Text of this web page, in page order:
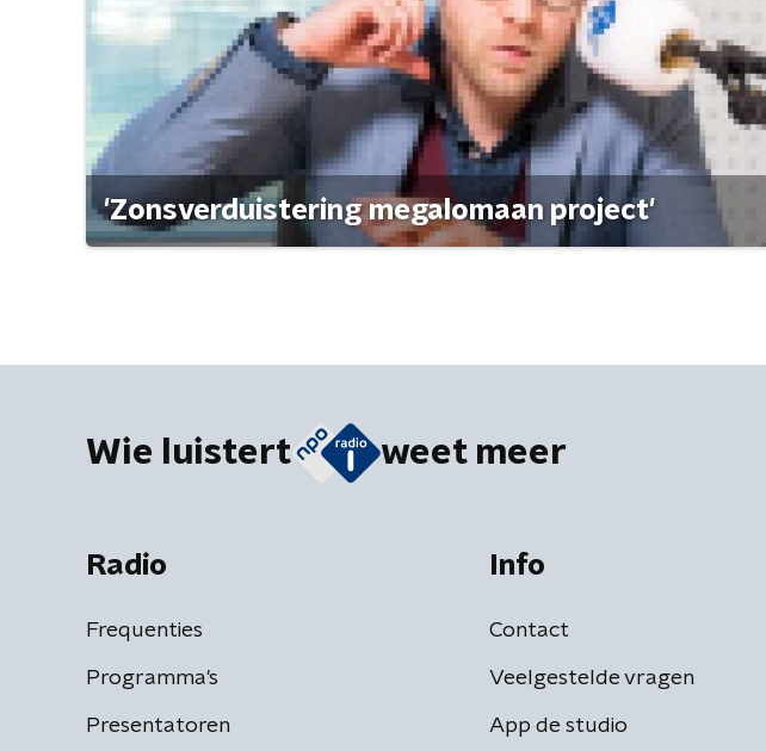
'Zonsverduistering megalomaan project'
Wie luistert weet meer
Radio
Frequenties
Programma's
Presentatoren
Info
Contact
Veelgestelde vragen
App de studio